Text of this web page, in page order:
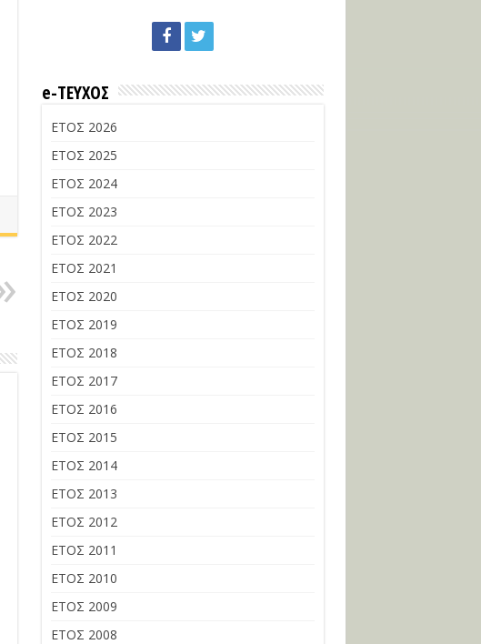
e-ΤΕΥΧΟΣ
ΕΤΟΣ 2026
ΕΤΟΣ 2025
ΕΤΟΣ 2024
ΕΤΟΣ 2023
ΕΤΟΣ 2022
ΕΤΟΣ 2021
ΕΤΟΣ 2020
ΕΤΟΣ 2019
ΕΤΟΣ 2018
ΕΤΟΣ 2017
ΕΤΟΣ 2016
ΕΤΟΣ 2015
ΕΤΟΣ 2014
ΕΤΟΣ 2013
ΕΤΟΣ 2012
ΕΤΟΣ 2011
ΕΤΟΣ 2010
ΕΤΟΣ 2009
ΕΤΟΣ 2008